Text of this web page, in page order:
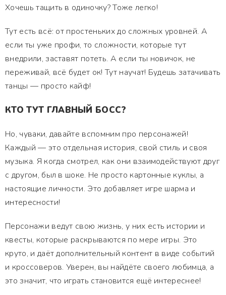
Хочешь тащить в одиночку? Тоже легко!
Тут есть всё: от простеньких до сложных уровней. А
если ты уже профи, то сложности, которые тут
внедрили, заставят потеть. А если ты новичок, не
переживай, всё будет ок! Тут научат! Будешь затачивать
танцы — просто кайф!
КТО ТУТ ГЛАВНЫЙ БОСС?
Но, чуваки, давайте вспомним про персонажей!
Каждый — это отдельная история, свой стиль и своя
музыка. Я когда смотрел, как они взаимодействуют друг
с другом, был в шоке. Не просто картонные куклы, а
настоящие личности. Это добавляет игре шарма и
интересности!
Персонажи ведут свою жизнь, у них есть истории и
квесты, которые раскрываются по мере игры. Это
круто, и даёт дополнительный контент в виде событий
и кроссоверов. Уверен, вы найдёте своего любимца, а
это значит, что играть становится ещё интереснее!